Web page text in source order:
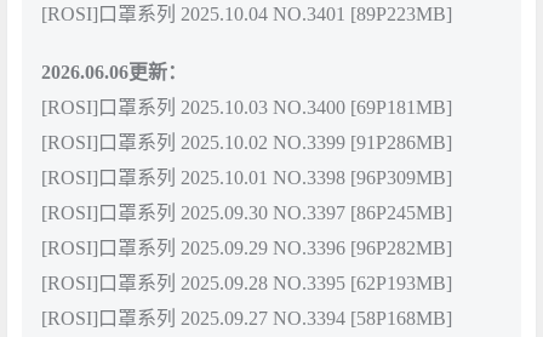
[ROSI]口罩系列 2025.10.04 NO.3401 [89P223MB]
2026.06.06更新：
[ROSI]口罩系列 2025.10.03 NO.3400 [69P181MB]
[ROSI]口罩系列 2025.10.02 NO.3399 [91P286MB]
[ROSI]口罩系列 2025.10.01 NO.3398 [96P309MB]
[ROSI]口罩系列 2025.09.30 NO.3397 [86P245MB]
[ROSI]口罩系列 2025.09.29 NO.3396 [96P282MB]
[ROSI]口罩系列 2025.09.28 NO.3395 [62P193MB]
[ROSI]口罩系列 2025.09.27 NO.3394 [58P168MB]